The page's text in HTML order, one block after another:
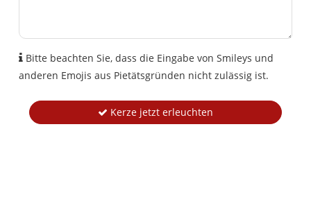
Bitte beachten Sie, dass die Eingabe von Smileys und
anderen Emojis aus Pietätsgründen nicht zulässig ist.
Kerze jetzt erleuchten